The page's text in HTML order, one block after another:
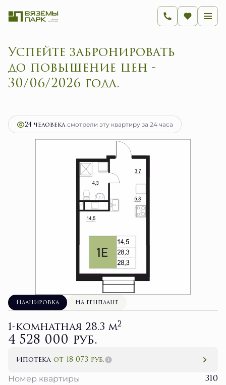
Успейте забронировать
до повышение цен -
30/06/2026 года.
1-комнатная28.3 м2
24 человекaсмотрели эту квартиру за 24 часа
Планировка На генплане
1-комнатная 28.3 м2
4 528 000 руб.
Ипотека от 18 073 руб.
Номер квартиры
310